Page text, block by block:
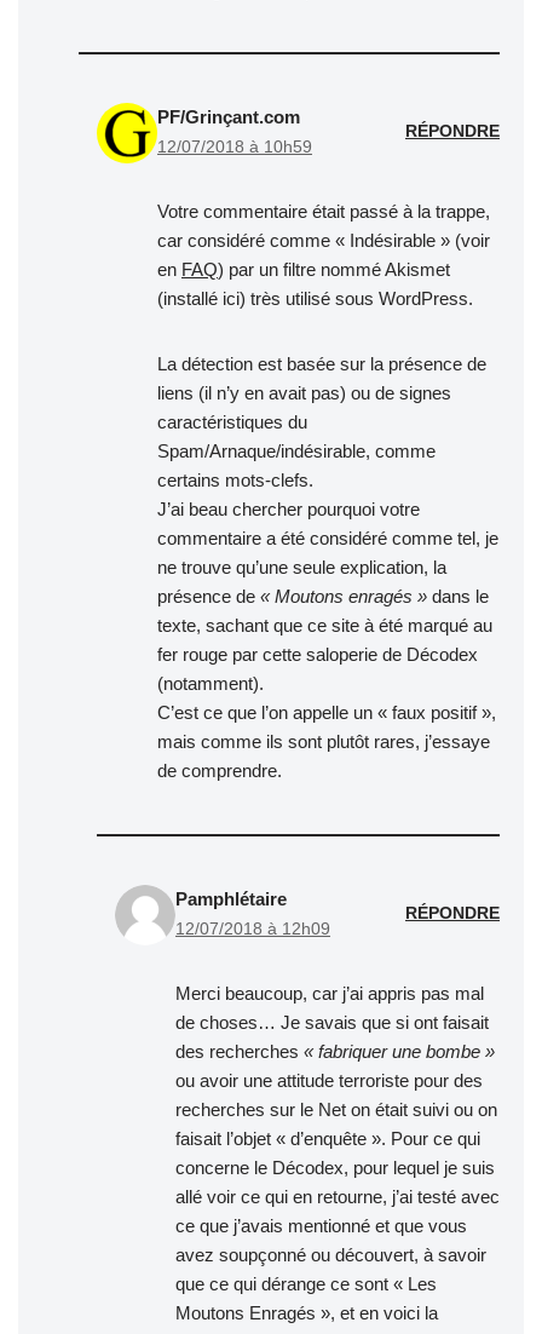
PF/Grinçant.com
12/07/2018 à 10h59
RÉPONDRE
Votre commentaire était passé à la trappe,
car considéré comme « Indésirable » (voir
en FAQ) par un filtre nommé Akismet
(installé ici) très utilisé sous WordPress.
La détection est basée sur la présence de
liens (il n’y en avait pas) ou de signes
caractéristiques du
Spam/Arnaque/indésirable, comme
certains mots-clefs.
J’ai beau chercher pourquoi votre
commentaire a été considéré comme tel, je
ne trouve qu’une seule explication, la
présence de « Moutons enragés » dans le
texte, sachant que ce site à été marqué au
fer rouge par cette saloperie de Décodex
(notamment).
C’est ce que l’on appelle un « faux positif »,
mais comme ils sont plutôt rares, j’essaye
de comprendre.
Pamphlétaire
12/07/2018 à 12h09
RÉPONDRE
Merci beaucoup, car j’ai appris pas mal
de choses… Je savais que si ont faisait
des recherches « fabriquer une bombe »
ou avoir une attitude terroriste pour des
recherches sur le Net on était suivi ou on
faisait l’objet « d’enquête ». Pour ce qui
concerne le Décodex, pour lequel je suis
allé voir ce qui en retourne, j’ai testé avec
ce que j’avais mentionné et que vous
avez soupçonné ou découvert, à savoir
que ce qui dérange ce sont « Les
Moutons Enragés », et en voici la